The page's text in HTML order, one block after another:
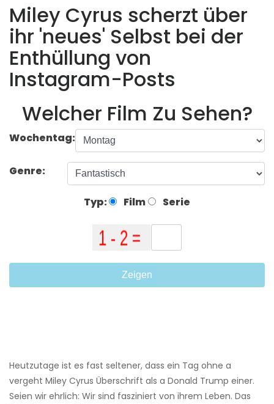
Miley Cyrus scherzt über
ihr 'neues' Selbst bei der
Enthüllung von
Instagram-Posts
Welcher Film Zu Sehen?
Wochentag:
Genre:
Typ: Film Serie
Zeigen
Heutzutage ist es fast seltener, dass ein Tag ohne a
vergeht Miley Cyrus Überschrift als a Donald Trump einer.
Seien wir ehrlich: Wir sind fasziniert von ihrem Leben. Das